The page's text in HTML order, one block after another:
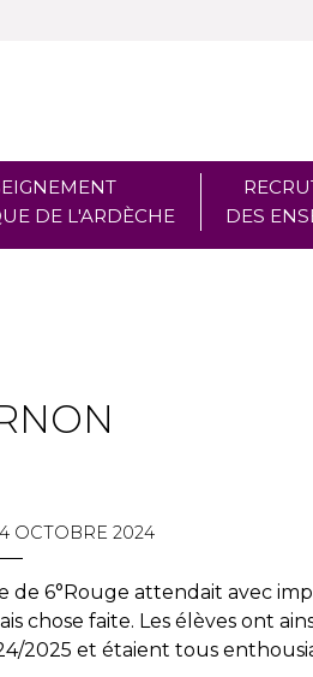
DE L'ARDÈCHE
DES
OCTOBRE 2024
de 6°Rouge attendait avec
chose faite. Les élèves ont
2025 et étaient tous